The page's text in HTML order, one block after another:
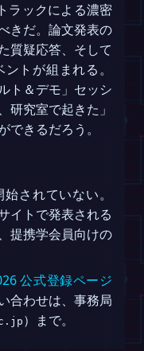
ラックによる濃密
きだ。論文発表の
質疑応答、そして
トが組まれる。
ト＆デモ」セッシ
研究室で起きた」
きるだろう。
されていない。
イトで発表される
提携学会員向けの
公式登録ページ
合わせは、事務局
）まで。